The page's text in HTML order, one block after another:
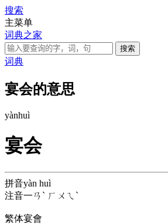
搜索
主菜单
词典之家
词典
宴会的意思
yànhuì
宴会
拼音yàn huì
注音一ㄢˋ ㄏㄨㄟˋ
繁体宴會